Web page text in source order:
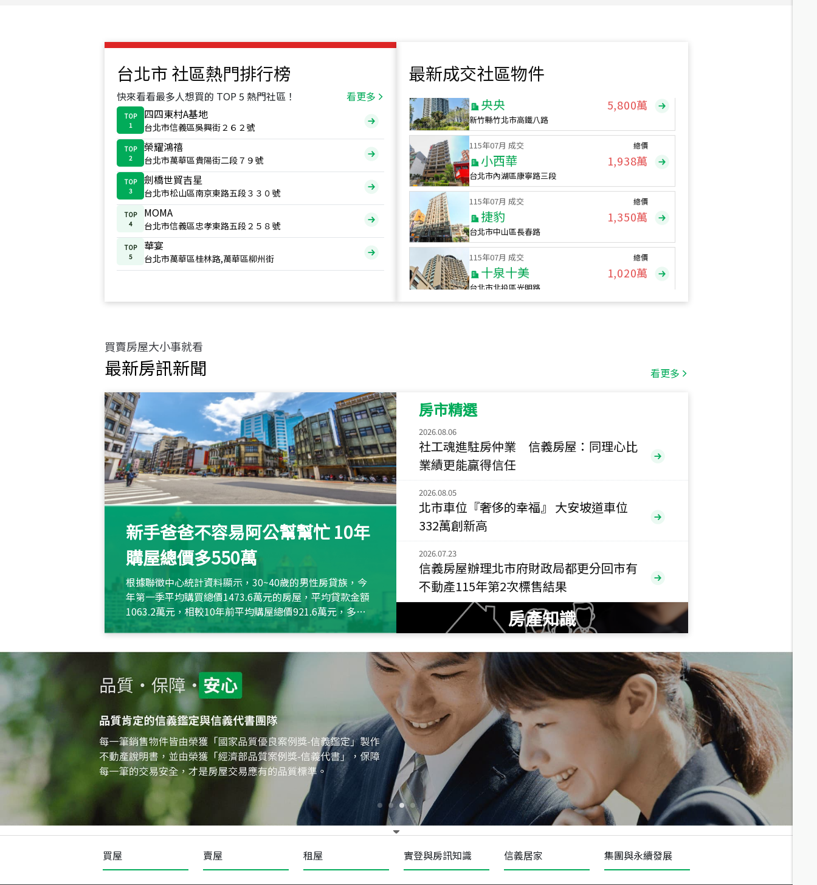
台北市 社區熱門排行榜
快來看看最多人想買的 TOP 5 熱門社區！ 看更多
TOP
1
四四東村A基地
台北市信義區吳興街２６２號
TOP
2
榮耀鴻禧
台北市萬華區貴陽街二段７９號
TOP
3
劍橋世貿吉星
台北市松山區南京東路五段３３０號
TOP
4
MOMA
台北市信義區忠孝東路五段２５８號
TOP
5
華宴
台北市萬華區桂林路,萬華區柳州街
最新成交社區物件
115年07月 成交
新竹縣竹北市高鐵八路
115年07月 成交
小西華
台北市內湖區康寧路三段
總價
1,938萬
115年07月 成交
捷豹
台北市中山區長春路
總價
1,350萬
115年07月 成交
十泉十美
台北市北投區光明路
總價
1,020萬
115年07月 成交
115
新北市永和區環河西路二段
115年07月 成交
央央 5,800萬
115年
小西華 1,938萬
115 年07月 成交
捷豹
台北市中山區長春路
115年07月 成交
十泉十美
台北市北投區光明路
總價
1,020萬
年 07月 成交
四維天廈
新竹市新竹市四維路
總價
490萬
115 月 成交
菁英典藏
新竹市新竹市慈祥路
1,808
買賣房屋大小事就看
最新房訊新聞 看更多
新手爸爸不容易阿公幫幫忙 10年
購屋總價多550萬
根據聯徵中心統計資料顯示，30~40歲的男性房貸族，今
年第一季平均購買總價1473.6萬元的房屋，平均貸款金額
1063.2萬元，相較10年前平均購屋總價921.6萬元，多出
約550萬元，且貸款金額也多
房市精選
2026.08.06
社工魂進駐房仲業 信義房屋：同理心比
業績更能贏得信任
2026.08.05
北市車位『奢侈的幸福』 大安坡道車位
332萬創新高
2026.07.23
信義房屋辦理北市府財政局都更分回市有
不動產115年第2次標售結果
房產知識
買屋 賣屋 租屋 實登與房訊知識 信義居家 集團與永續發展